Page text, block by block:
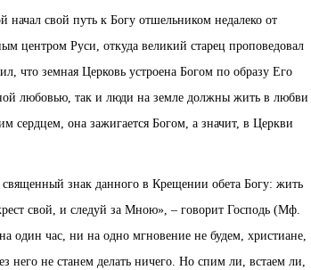
свой путь к Богу отшельником недалеко от
центром Руси, откуда великий старец проповедовал
что земная Церковь устроена Богом по образу Его
любовью, так и люди на земле должны жить в любви
сердцем, она зажигается Богом, а значит, в Церкви
знак данного в Крещении обета Богу: жить
свой, и следуй за Мною», – говорит Господь (Мф.
один час, ни на одно мгновение не будем, христиане,
него не станем делать ничего. Но спим ли, встаем ли,